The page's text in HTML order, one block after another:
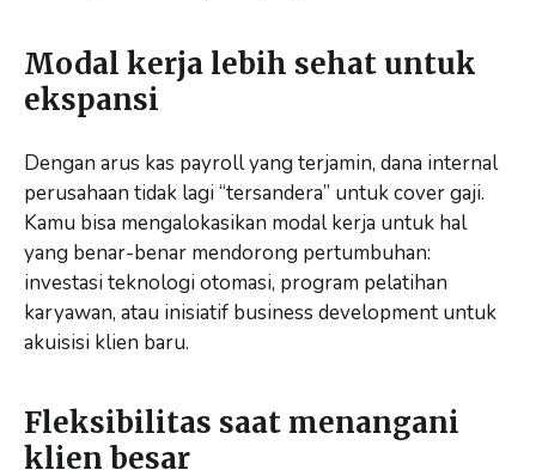
Modal kerja lebih sehat untuk
ekspansi
Dengan arus kas payroll yang terjamin, dana internal
perusahaan tidak lagi “tersandera” untuk cover gaji.
Kamu bisa mengalokasikan modal kerja untuk hal
yang benar-benar mendorong pertumbuhan:
investasi teknologi otomasi, program pelatihan
karyawan, atau inisiatif business development untuk
akuisisi klien baru.
Fleksibilitas saat menangani
klien besar